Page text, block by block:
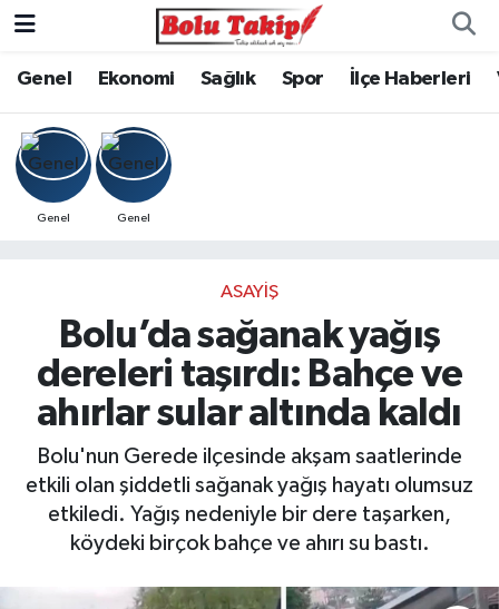
Genel Ekonomi Sağlık Spor İlçe Haberleri
Genel Genel
ASAYIŞ
Bolu’da sağanak yağış
dereleri taşırdı: Bahçe ve
ahırlar sular altında kaldı
Bolu'nun Gerede ilçesinde akşam saatlerinde
etkili olan şiddetli sağanak yağış hayatı olumsuz
etkiledi. Yağış nedeniyle bir dere taşarken,
köydeki birçok bahçe ve ahırı su bastı.